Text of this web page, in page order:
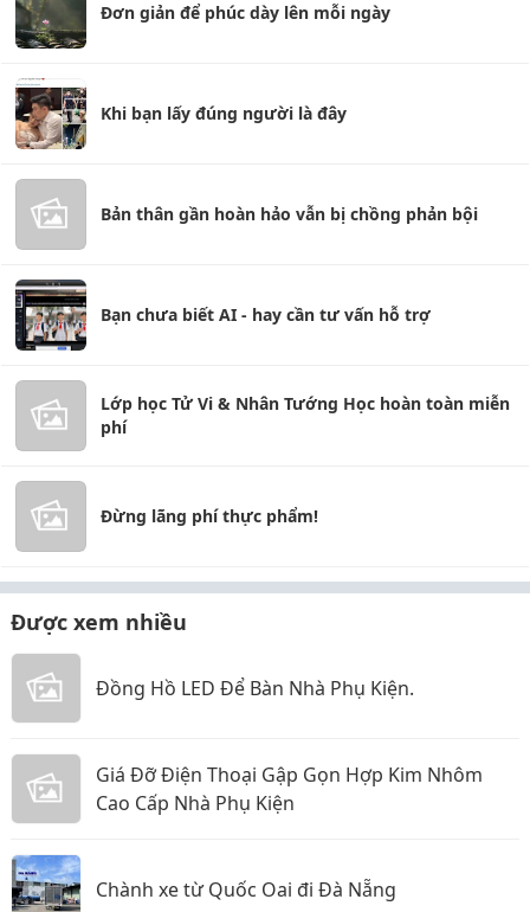
Đơn giản để phúc dày lên mỗi ngày
Khi bạn lấy đúng người là đây
Bản thân gần hoàn hảo vẫn bị chồng phản bội
Bạn chưa biết AI - hay cần tư vấn hỗ trợ
Lớp học Tử Vi & Nhân Tướng Học hoàn toàn miễn
phí
Đừng lãng phí thực phẩm!
Được xem nhiều
Đồng Hồ LED Để Bàn Nhà Phụ Kiện.
Giá Đỡ Điện Thoại Gập Gọn Hợp Kim Nhôm
Cao Cấp Nhà Phụ Kiện
Chành xe từ Quốc Oai đi Đà Nẵng